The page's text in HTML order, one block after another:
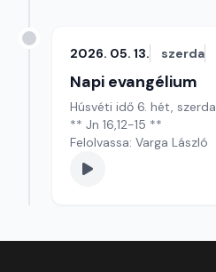
2026. 05. 13. szerda
Napi evangélium
Húsvéti idő 6. hét, szerda
** Jn 16,12-15 **
Felolvassa: Varga László